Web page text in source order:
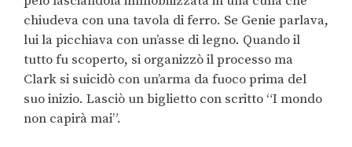
chiudeva con una tavola di ferro. Se Genie parlava,
lui la picchiava con un’asse di legno. Quando il
tutto fu scoperto, si organizzò il processo ma
Clark si suicidò con un’arma da fuoco prima del
suo inizio. Lasciò un biglietto con scritto “I mondo
non capirà mai”.